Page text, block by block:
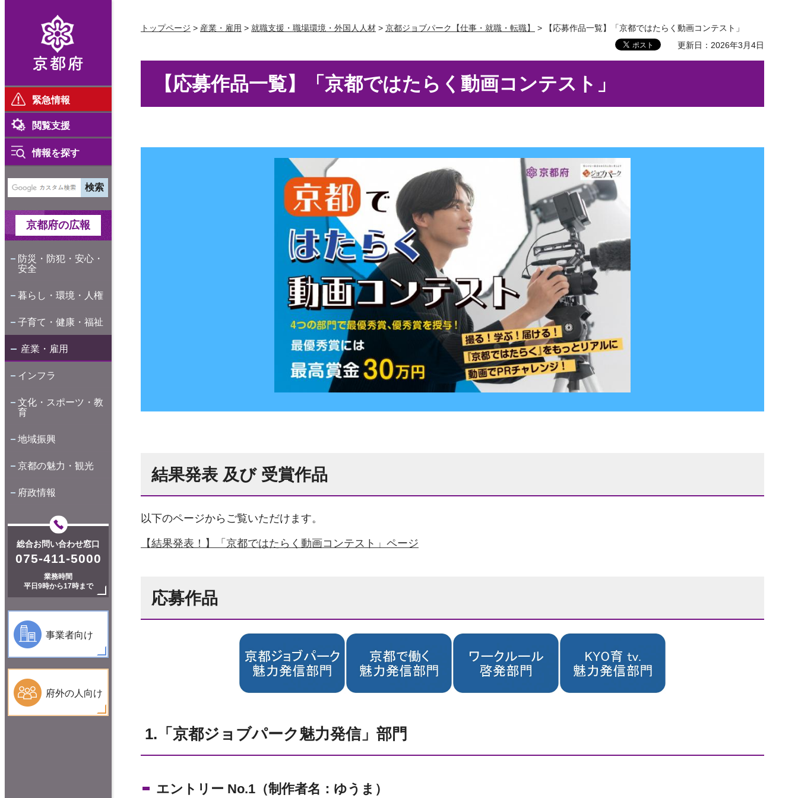
緊急情報
閲覧支援
情報を探す
京都府の広報
防災・防犯・安心・
安全
暮らし・環境・人権
子育て・健康・福祉
産業・雇用
インフラ
文化・スポーツ・教
育
地域振興
京都の魅力・観光
府政情報
総合お問い合わせ窓口
075-411-5000
業務時間
平日9時から17時まで
事業者向け
府外の人向け
トップページ > 産業・雇用 > 就職支援・職場環境・外国人人材 > 京都ジョブパーク【仕事・就職・転職】
> 【応募作品一覧】「京都ではたらく動画コンテスト」
更新日：2026年3月4日
【応募作品一覧】「京都ではたらく動画コンテスト」
結果発表 及び 受賞作品
以下のページからご覧いただけます。
【結果発表！】「京都ではたらく動画コンテスト」ページ
応募作品
1.「京都ジョブパーク魅力発信」部門
エントリー No.1（制作者名：ゆうま）